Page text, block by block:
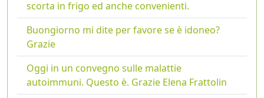
scorta in frigo ed anche convenienti.
Buongiorno mi dite per favore se è idoneo?
Grazie
Oggi in un convegno sulle malattie
autoimmuni. Questo è. Grazie Elena Frattolin